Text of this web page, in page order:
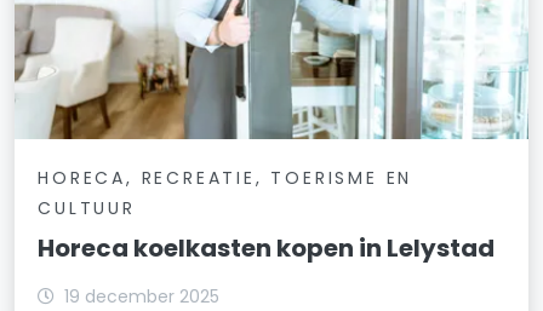
HORECA, RECREATIE, TOERISME EN
CULTUUR
Horeca koelkasten kopen in Lelystad
19 december 2025